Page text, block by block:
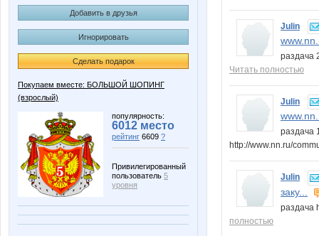
Добавить в друзья
Игнорировать
Сделать подарок
Покупаем вместе: БОЛЬШОЙ ШОПИНГ
(взрослый)
популярность:
6012 место
рейтинг 6609 ?
Привилегированный
пользователь 5
уровня
Julin
раздача
Читать полностью
Julin
раздача
http://www.nn.ru/
Julin
заку...
раздача
полностью